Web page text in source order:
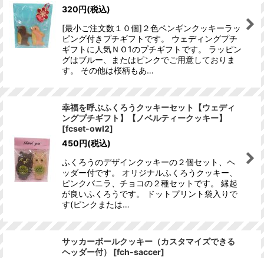
320円(税込)
[最小ご注文数１０個]２色ペンギンクッキーラッ
ピング付きプチギフトです。 ウェディングプチ
ギフトに人気ＮＯ1のプチギフトです。 ラッピン
グはブルー、またはピンクでご用意しておりま
す。 その他は桜柄もあ…
幸福を呼ぶふくろうクッキーセット【ウェディ
ングプチギフト】【ノベルティークッキー】
[fcset-owl2]
450円(税込)
ふくろうのデザインクッキーの２個セット、ヘ
ッダー付です。 オリジナルふくろうクッキー、
ピンクバニラ、チョコの２種セットです。 縁起
が良いふくろうです。 ドットプリント袋入りで
す(ピンクまたは…
サッカーボールクッキー（カスタマイズできる
ヘッダー付）
[fch-saccer]